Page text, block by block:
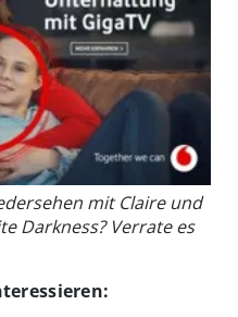
mit Claire und
Darkness? Verrate es